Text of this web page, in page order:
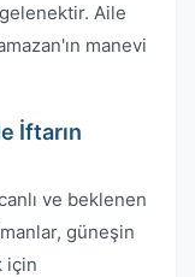
Aile
manevi
İftarın
ve beklenen
güneşin
için